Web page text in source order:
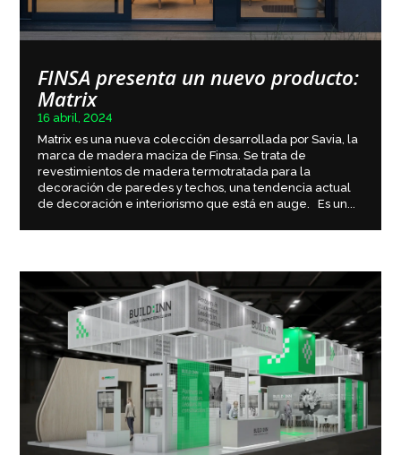
FINSA presenta un nuevo producto:
Matrix
16 abril, 2024
Matrix es una nueva colección desarrollada por Savia, la
marca de madera maciza de Finsa. Se trata de
revestimientos de madera termotratada para la
decoración de paredes y techos, una tendencia actual
de decoración e interiorismo que está en auge. Es un...